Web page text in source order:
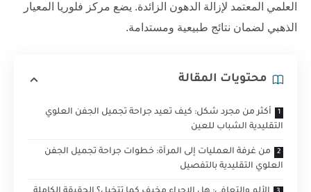
العلمي المعتمد لإزالة الدهون الزائدة. يضع مركز فلوريا المعيار
الذهبي لضمان نتائج طبيعية ومستدامة.
محتويات المقالة
أكثر من مجرد شكل: كيف تعيد جراحة تجميل الجفن العلوي
التقليدية الشباب للعين
من غرفة العمليات إلى المرآة: خطوات جراحة تجميل الجفن
العلوي التقليدية بالتفصيل